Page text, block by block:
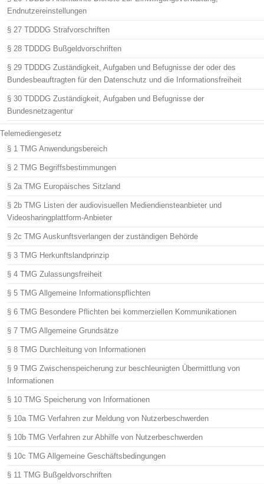
Endnutzereinstellungen
§ 27 TDDDG Strafvorschriften
§ 28 TDDDG Bußgeldvorschriften
§ 29 TDDDG Zuständigkeit, Aufgaben und Befugnisse der oder des
Bundesbeauftragten für den Datenschutz und die Informationsfreiheit
§ 30 TDDDG Zuständigkeit, Aufgaben und Befugnisse der
Bundesnetzagentur
Telemediengesetz
§ 1 TMG Anwendungsbereich
§ 2 TMG Begriffsbestimmungen
§ 2a TMG Europäisches Sitzland
§ 2b TMG Listen der audiovisuellen Mediendiensteanbieter und
Videosharingplattform-Anbieter
§ 2c TMG Auskunftsverlangen der zuständigen Behörde
§ 3 TMG Herkunftslandprinzip
§ 4 TMG Zulassungsfreiheit
§ 5 TMG Allgemeine Informationspflichten
§ 6 TMG Besondere Pflichten bei kommerziellen Kommunikationen
§ 7 TMG Allgemeine Grundsätze
§ 8 TMG Durchleitung von Informationen
§ 9 TMG Zwischenspeicherung zur beschleunigten Übermittlung von
Informationen
§ 10 TMG Speicherung von Informationen
§ 10a TMG Verfahren zur Meldung von Nutzerbeschwerden
§ 10b TMG Verfahren zur Abhilfe von Nutzerbeschwerden
§ 10c TMG Allgemeine Geschäftsbedingungen
§ 11 TMG Bußgeldvorschriften